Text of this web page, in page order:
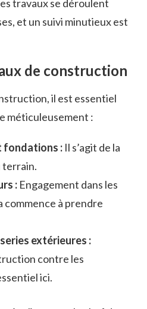
travaux se déroulent
et un suivi minutieux est
de construction
il est essentiel
méticuleusement :
fondations : Il s’agit de la
terrain.
: Engagement dans les
commence à prendre
extérieures :
contre les
ici.